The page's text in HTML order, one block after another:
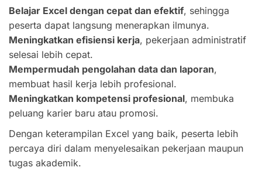
Belajar Excel dengan cepat dan efektif, sehingga
peserta dapat langsung menerapkan ilmunya.
Meningkatkan efisiensi kerja, pekerjaan administratif
selesai lebih cepat.
Mempermudah pengolahan data dan laporan,
membuat hasil kerja lebih profesional.
Meningkatkan kompetensi profesional, membuka
peluang karier baru atau promosi.
Dengan keterampilan Excel yang baik, peserta lebih
percaya diri dalam menyelesaikan pekerjaan maupun
tugas akademik.